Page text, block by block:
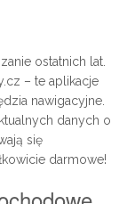
ostatnich lat.
– te aplikacje
nawigacyjne.
danych o
się
darmowe!